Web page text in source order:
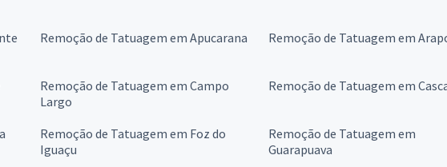
Remoção de Tatuagem em Apucarana Remoção de Tatuagem em
Remoção de Tatuagem em Campo
Largo
Remoção de Tatuagem em
Remoção de Tatuagem em Foz do
Iguaçu
Remoção de Tatuagem em
Guarapuava